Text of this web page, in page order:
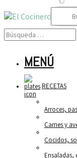
Buscar:
MENÚ
RECETAS
Arroces,
Carnes y
Cocidos,